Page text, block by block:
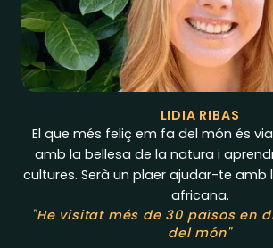
LIDIA RIBAS
El que més feliç em fa del món és
amb la bellesa de la natura i
cultures. Serà un plaer ajudar-te amb
africana.
"He visitat més de 30 països en
del món"